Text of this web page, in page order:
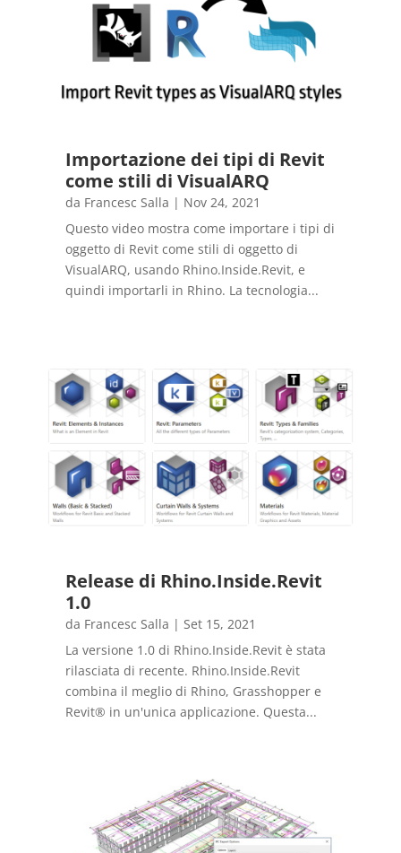
Importazione dei tipi di Revit
come stili di VisualARQ
da Francesc Salla | Nov 24, 2021
Questo video mostra come importare i tipi di
oggetto di Revit come stili di oggetto di
VisualARQ, usando Rhino.Inside.Revit, e
quindi importarli in Rhino. La tecnologia...
Release di Rhino.Inside.Revit
1.0
da Francesc Salla | Set 15, 2021
La versione 1.0 di Rhino.Inside.Revit è stata
rilasciata di recente. Rhino.Inside.Revit
combina il meglio di Rhino, Grasshopper e
Revit® in un'unica applicazione. Questa...